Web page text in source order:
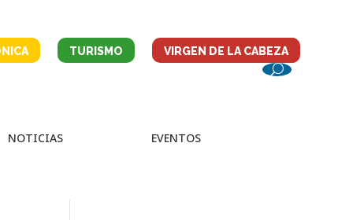
TURISMO VIRGEN DE LA CABEZA
NOTICIAS EVENTOS